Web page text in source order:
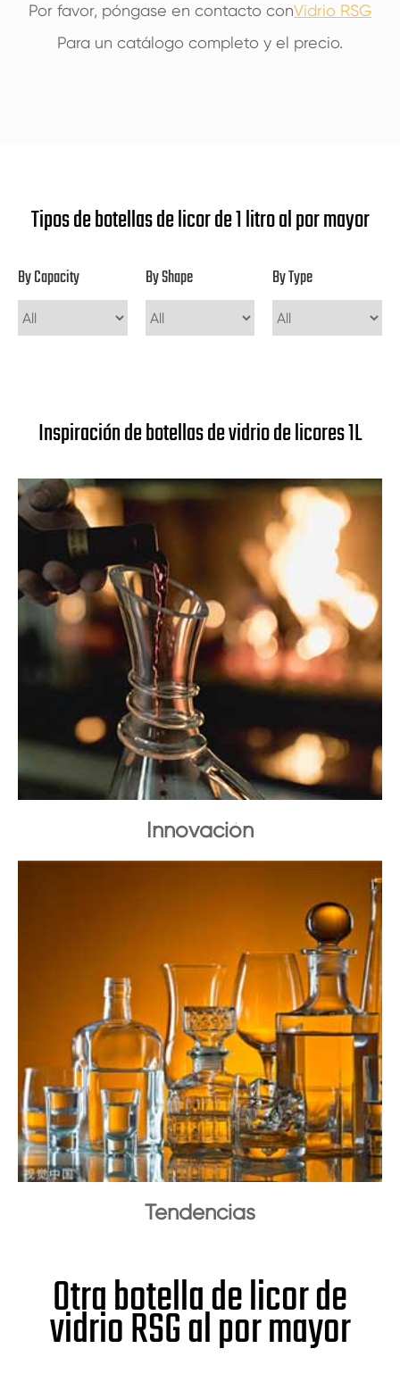
Por favor, póngase en contacto conVidrio RSG
Para un catálogo completo y el precio.
Tipos de botellas de licor de 1 litro al por mayor
By Capacity By Shape By Type
Inspiración de botellas de vidrio de licores 1L
Innovación
Tendencias
Otra botella de licor de
vidrio RSG al por mayor